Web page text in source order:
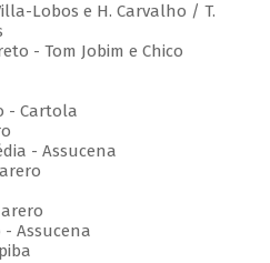
Lobos e H. Carvalho / T.
- Tom Jobim e Chico
- Cartola
- Assucena
- Assucena